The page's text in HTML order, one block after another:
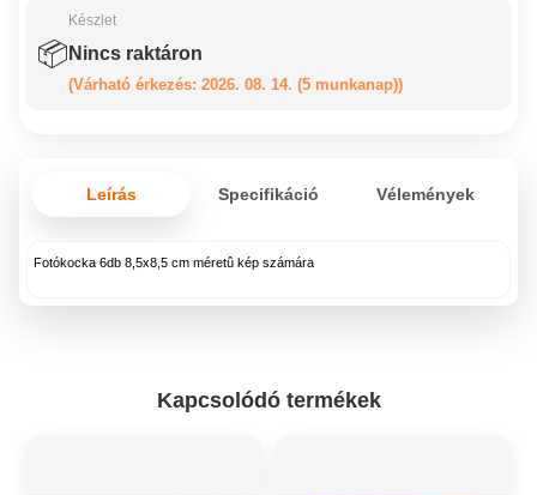
📦
Készlet
Nincs raktáron
(Várható érkezés: 2026. 08. 14. (5 munkanap))
Leírás Specifikáció Vélemények
Fotókocka 6db 8,5x8,5 cm méretû kép számára
Kapcsolódó termékek